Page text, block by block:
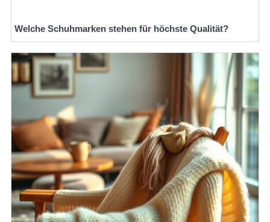
Welche Schuhmarken stehen für höchste Qualität?